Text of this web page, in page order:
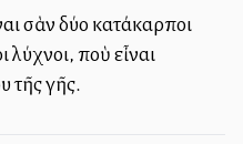
σὰν δύο κατάκαρποι
λύχνοι, ποὺ εἶναι
τῆς γῆς.